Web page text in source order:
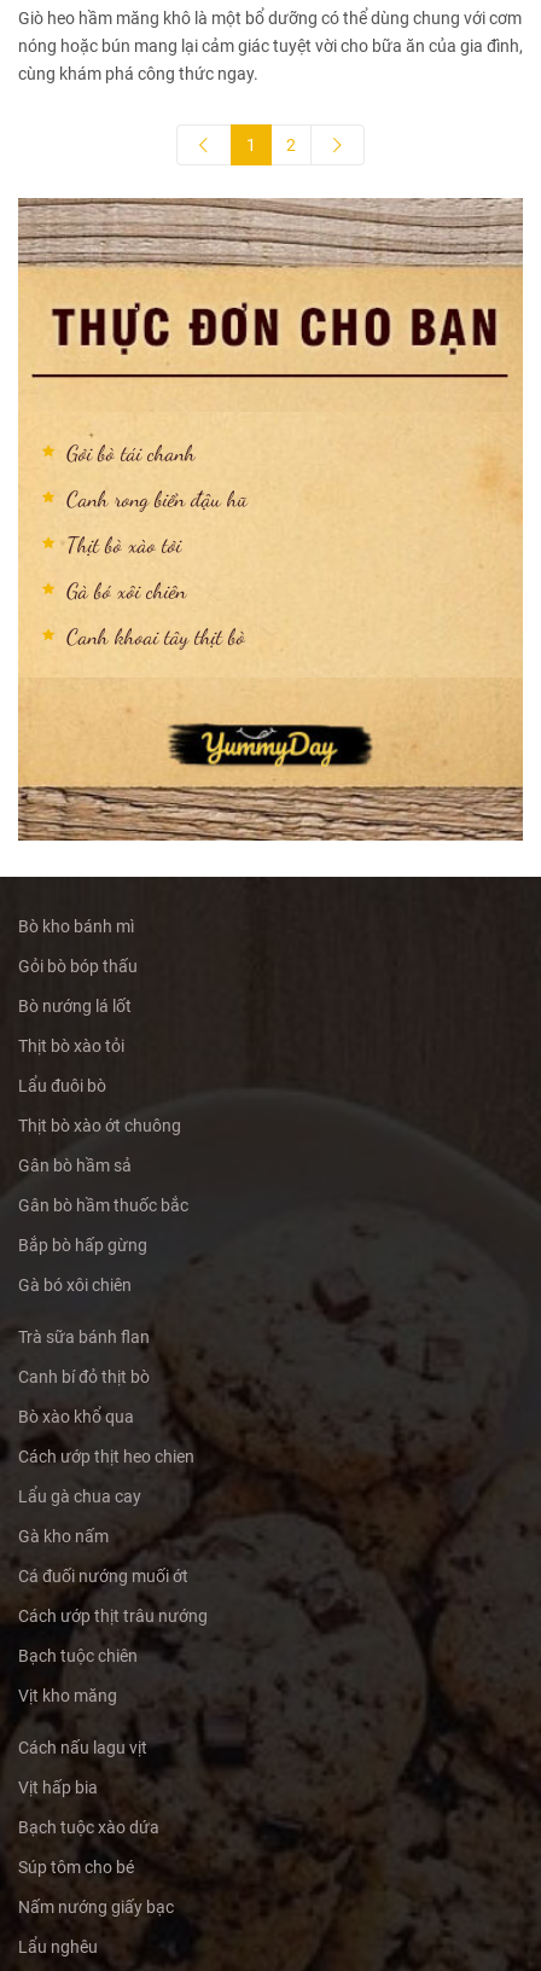
Giò heo hầm măng khô là một bổ dưỡng có thể dùng chung với cơm
nóng hoặc bún mang lại cảm giác tuyệt vời cho bữa ăn của gia đình,
cùng khám phá công thức ngay.
1 2
Gỏi bò tái chanh
Canh rong biển đậu hũ
Thịt bò xào tỏi
Gà bó xôi chiên
Canh khoai tây thịt bò
Bò kho bánh mì
Gỏi bò bóp thấu
Bò nướng lá lốt
Thịt bò xào tỏi
Lẩu đuôi bò
Thịt bò xào ớt chuông
Gân bò hầm sả
Gân bò hầm thuốc bắc
Bắp bò hấp gừng
Gà bó xôi chiên
Trà sữa bánh flan
Canh bí đỏ thịt bò
Bò xào khổ qua
Cách ướp thịt heo chien
Lẩu gà chua cay
Gà kho nấm
Cá đuối nướng muối ớt
Cách ướp thịt trâu nướng
Bạch tuộc chiên
Vịt kho măng
Cách nấu lagu vịt
Vịt hấp bia
Bạch tuộc xào dứa
Súp tôm cho bé
Nấm nướng giấy bạc
Lẩu nghêu